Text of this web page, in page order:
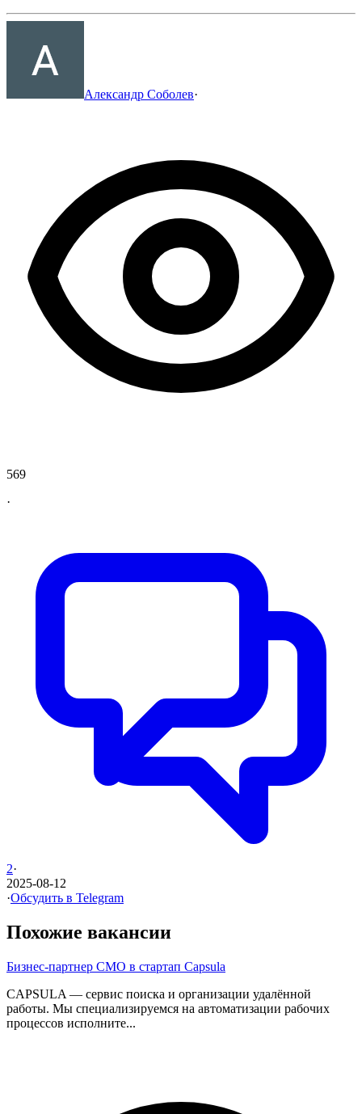
Александр Соболев·
569
·
2·
2025-08-12
·Обсудить в Telegram
Похожие вакансии
Бизнес-партнер CMO в стартап Capsula
CAPSULA — сервис поиска и организации удалённой
работы. Мы специализируемся на автоматизации рабочих
процессов исполните...